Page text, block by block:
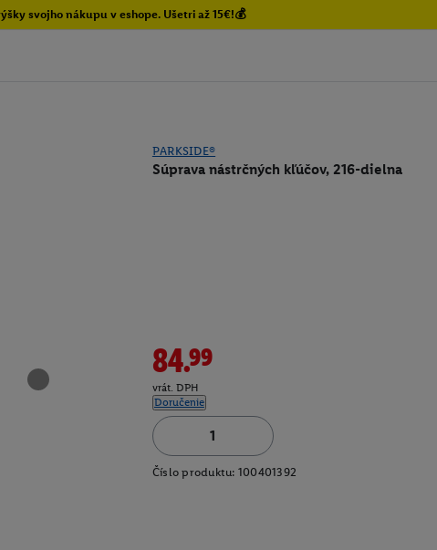
svojho nákupu v eshope. Ušetri až 15€!💰
PARKSIDE®
Súprava nástrčných kľúčov, 216-dielna
84.99
vrát. DPH
Doručenie
Číslo produktu: 100401392